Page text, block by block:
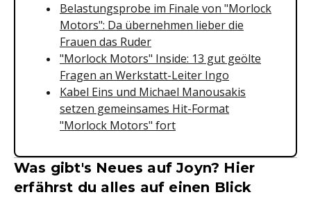
Belastungsprobe im Finale von "Morlock
Motors": Da übernehmen lieber die
Frauen das Ruder
"Morlock Motors" Inside: 13 gut geölte
Fragen an Werkstatt-Leiter Ingo
Kabel Eins und Michael Manousakis
setzen gemeinsames Hit-Format
"Morlock Motors" fort
Was gibt's Neues auf Joyn? Hier
erfährst du alles auf einen Blick